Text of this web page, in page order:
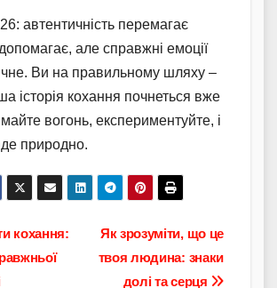
автентичність перемагає
але справжні емоції
Ви на правильному шляху –
історія кохання почнеться вже
вогонь, експериментуйте, і
природно.
Як зрозуміти, що це
твоя людина: знаки
долі та серця
кохання: